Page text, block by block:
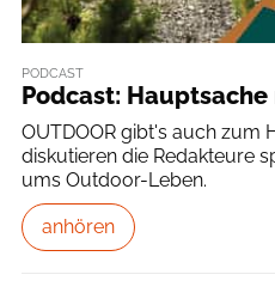
PODCAST
Podcast: Hauptsache
OUTDOOR gibt's auch zum
diskutieren die Redakteure
ums Outdoor-Leben.
anhören